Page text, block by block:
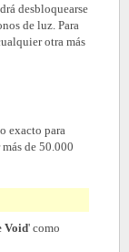
desbloquearse
de luz. Para
otra más
exacto para
de 50.000
Void' como